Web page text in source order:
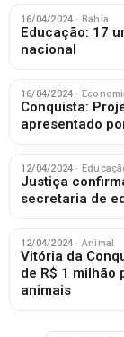
16/04/2024 · Bahia
Educação: 17
nacional
16/04/2024 ·
Conquista:
apresentado
12/04/2024 ·
Justiça
secretaria de
12/04/2024 · Animal
Vitória da
de R$ 1 milhão
animais